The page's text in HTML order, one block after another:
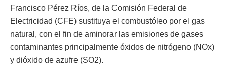
Francisco Pérez Ríos, de la Comisión Federal de
Electricidad (CFE) sustituya el combustóleo por el gas
natural, con el fin de aminorar las emisiones de gases
contaminantes principalmente óxidos de nitrógeno (NOx)
y dióxido de azufre (SO2).